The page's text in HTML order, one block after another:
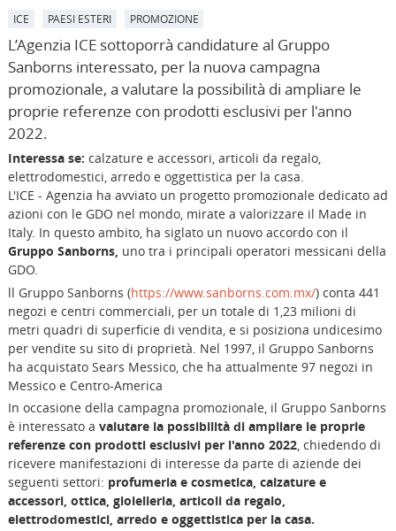
ICE PAESI ESTERI PROMOZIONE
L’Agenzia ICE sottoporrà candidature al Gruppo
Sanborns interessato, per la nuova campagna
promozionale, a valutare la possibilità di ampliare le
proprie referenze con prodotti esclusivi per l'anno
2022.
Interessa se: calzature e accessori, articoli da regalo,
elettrodomestici, arredo e oggettistica per la casa.
L'ICE - Agenzia ha avviato un progetto promozionale dedicato ad
azioni con le GDO nel mondo, mirate a valorizzare il Made in
Italy. In questo ambito, ha siglato un nuovo accordo con il
Gruppo Sanborns, uno tra i principali operatori messicani della
GDO.
ll Gruppo Sanborns (https://www.sanborns.com.mx/) conta 441
negozi e centri commerciali, per un totale di 1,23 milioni di
metri quadri di superﬁcie di vendita, e si posiziona undicesimo
per vendite su sito di proprietà. Nel 1997, il Gruppo Sanborns
ha acquistato Sears Messico, che ha attualmente 97 negozi in
Messico e Centro-America
In occasione della campagna promozionale, il Gruppo Sanborns
è interessato a valutare la possibilità di ampliare le proprie
referenze con prodotti esclusivi per l'anno 2022, chiedendo di
ricevere manifestazioni di interesse da parte di aziende dei
seguenti settori: profumeria e cosmetica, calzature e
accessori, ottica, gioielleria, articoli da regalo,
elettrodomestici, arredo e oggettistica per la casa.